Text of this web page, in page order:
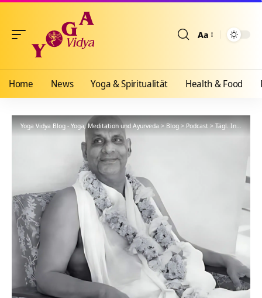
Aa
Home News Yoga & Spiritualität Health & Food
Yoga Vidya Blog - Yoga, Meditation und Ayurveda>Blog>Podcast>Tägl. Inspiration